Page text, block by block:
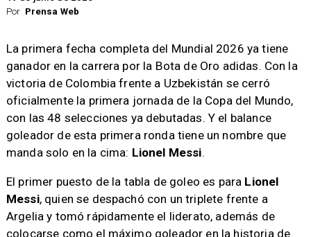
Por Prensa Web
La primera fecha completa del Mundial 2026 ya tiene
ganador en la carrera por la Bota de Oro adidas. Con la
victoria de Colombia frente a Uzbekistán se cerró
oficialmente la primera jornada de la Copa del Mundo,
con las 48 selecciones ya debutadas. Y el balance
goleador de esta primera ronda tiene un nombre que
manda solo en la cima: Lionel Messi.
El primer puesto de la tabla de goleo es para Lionel
Messi, quien se despachó con un triplete frente a
Argelia y tomó rápidamente el liderato, además de
colocarse como el máximo goleador en la historia de